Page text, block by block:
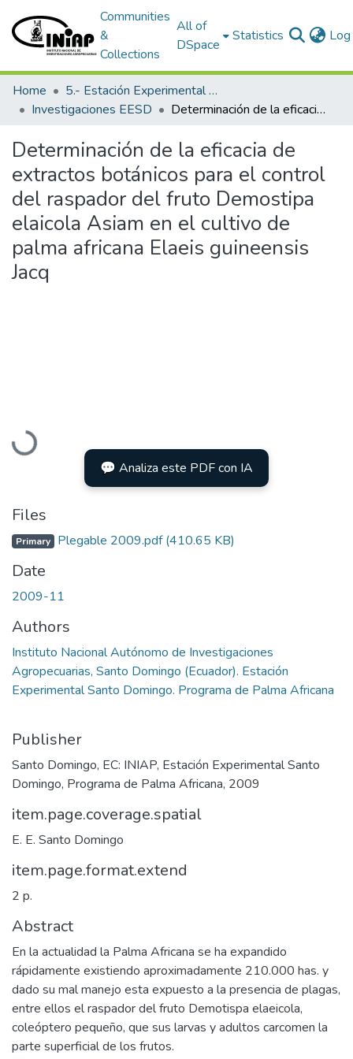
Communities
&
Collections
All of
DSpace
Statistics
Home
5.- Estación Experimental Santo Domingo
Investigaciones EESD
Determinación de la eficacia de extractos botánicos para el control del raspador del fruto Demostipa elaicola Asiam en el cultivo de palma africana Elaeis guineensis Jacq
Determinación de la eficacia de
extractos botánicos para el control
del raspador del fruto Demostipa
elaicola Asiam en el cultivo de
palma africana Elaeis guineensis
Jacq
Loading...
💬 Analiza este PDF con IA
Files
Primary Plegable 2009.pdf(410.65 KB)
Date
2009-11
Authors
Instituto Nacional Autónomo de Investigaciones
Agropecuarias, Santo Domingo (Ecuador). Estación
Experimental Santo Domingo. Programa de Palma Africana
Publisher
Santo Domingo, EC: INIAP, Estación Experimental Santo
Domingo, Programa de Palma Africana, 2009
item.page.coverage.spatial
E. E. Santo Domingo
item.page.format.extend
2 p.
Abstract
En la actualidad la Palma Africana se ha expandido
rápidamente existiendo aproximadamente 210.000 has. y
dado su mal manejo esta expuesto a la presencia de plagas,
entre ellos el raspador del fruto Demotispa elaeicola,
coleóptero pequeño, que sus larvas y adultos carcomen la
parte superficial de los frutos.